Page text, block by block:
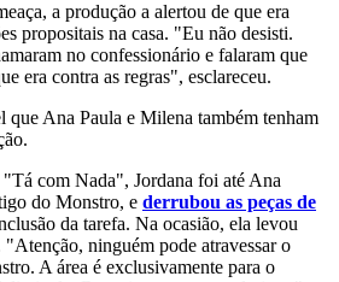
a produção a alertou de que era
propositais na casa. "Eu não desisti.
no confessionário e falaram que
era contra as regras", esclareceu.
que Ana Paula e Milena também tenham
"Tá com Nada", Jordana foi até Ana
do Monstro, e derrubou as peças de
da tarefa. Na ocasião, ela levou
ninguém pode atravessar o
A área é exclusivamente para o